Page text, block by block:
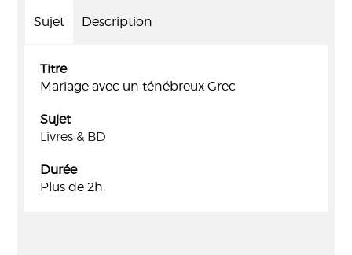
Sujet Description
Titre
Mariage avec un ténébreux Grec
Sujet
Livres & BD
Durée
Plus de 2h.